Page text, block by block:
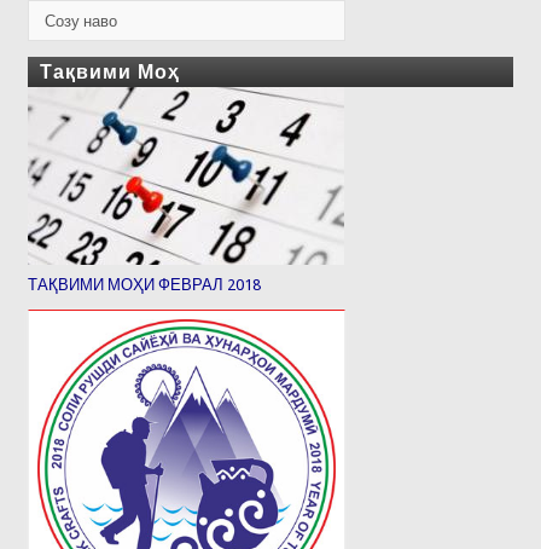
Созу наво
Тақвими Моҳ
ТАҚВИМИ МОҲИ ФЕВРАЛ 2018